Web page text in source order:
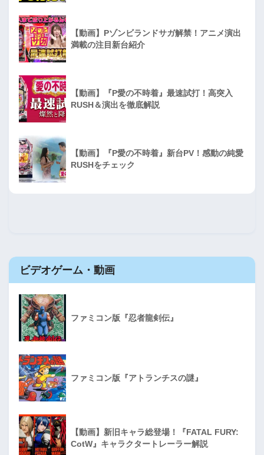
【動画】Pゾンビランドサガ解禁！アニメ演出
満載の注目新台紹介
【動画】『P愛の不時着』最速試打！高突入
RUSH＆演出を徹底解説
【動画】『P愛の不時着』新台PV！感動の純愛
RUSHをチェック
ビデオゲーム・動画
ファミコン版『忍者龍剣伝』
ファミコン版『アトランチスの謎』
【動画】新旧キャラ総登場！『FATAL FURY:
CotW』キャラクタートレーラー解説